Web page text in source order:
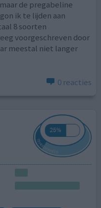
de pregabeline
ik te lijden aan
8 soorten
voorgeschreven door
meestal niet langer
0 reacties